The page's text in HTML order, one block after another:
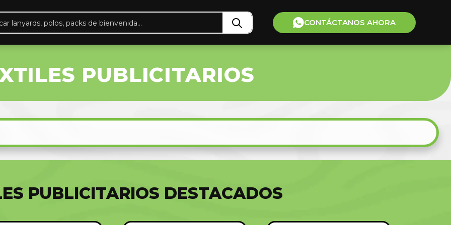
CONTÁCTANOS AHORA
PUBLICITARIOS
PUBLICITARIOS DESTACADOS